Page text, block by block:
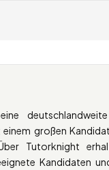
großen
Tutorknight
Kandidaten